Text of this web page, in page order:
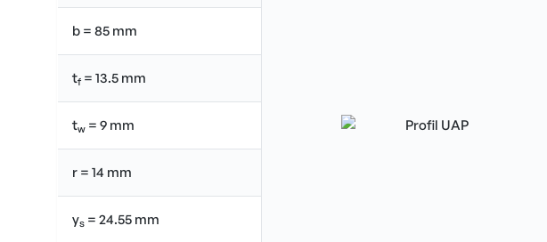
b = 85 mm
tf= 13.5 mm
tw = 9 mm
r = 14 mm
ys = 24.55 mm